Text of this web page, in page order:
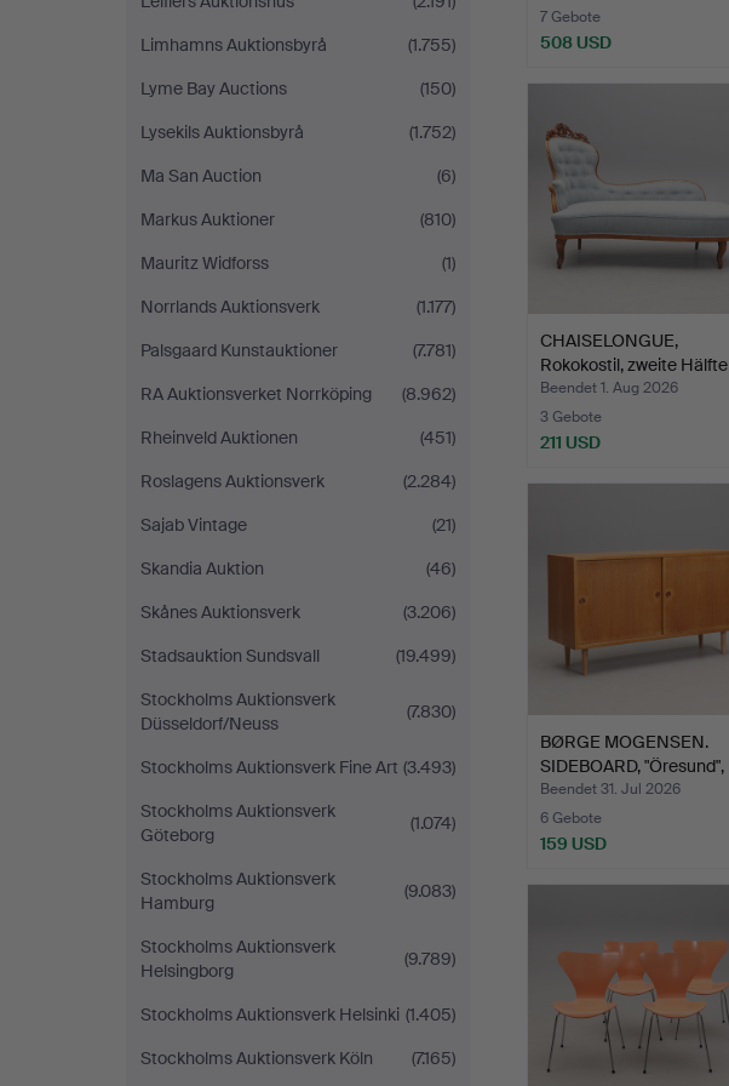
Limhamns Auktionsbyrå
(1.755)
Lyme Bay Auctions
(150)
Lysekils Auktionsbyrå
(1.752)
Ma San Auction
(6)
Markus Auktioner
(810)
Mauritz Widforss
(1)
Norrlands Auktionsverk
(1.177)
Palsgaard Kunstauktioner
(7.781)
RA Auktionsverket Norrköping
(8.962)
Rheinveld Auktionen
(451)
Roslagens Auktionsverk
(2.284)
Sajab Vintage
(21)
Skandia Auktion
(46)
Skånes Auktionsverk
(3.206)
Stadsauktion Sundsvall
(19.499)
Stockholms Auktionsverk
Düsseldorf/Neuss
(7.830)
Stockholms Auktionsverk Fine Art (3.493)
Stockholms Auktionsverk
Göteborg
(1.074)
Stockholms Auktionsverk
Hamburg
(9.083)
Stockholms Auktionsverk
Helsingborg
(9.789)
Stockholms Auktionsverk Helsinki (1.405)
Stockholms Auktionsverk Köln
(7.165)
7 Gebote
508 USD
CHAISELONGUE,
Rokokostil, zweite Hälfte
de…
Beendet 1. Aug 2026
3 Gebote
211 USD
BØRGE MOGENSEN.
SIDEBOARD, "Öresund",
Karl…
Beendet 31. Jul 2026
6 Gebote
159 USD